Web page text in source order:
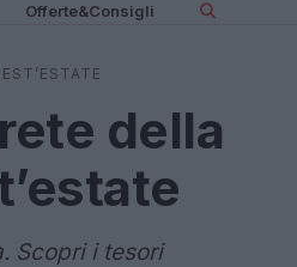
Offerte&Consigli
della
Scopri i tesori